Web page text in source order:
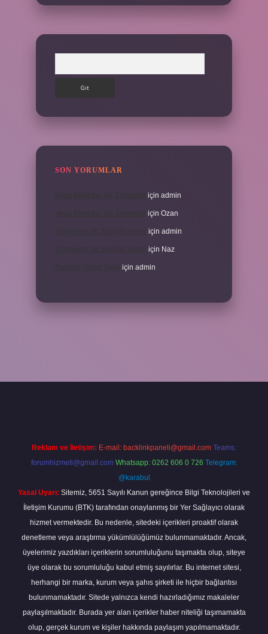
SON YORUMLAR
için admin
için Ozan
için admin
için Naz
için admin
Reklam ve İletişim: E-mail: backlinkpaneli@gmail.com Teams:
forumhizmeti@gmail.com Whatsapp: 0262 606 0 726 Telegram:
@karabul
Yasal Uyarı: Sitemiz, 5651 Sayılı Kanun gereğince Bilgi Teknolojileri ve
İletişim Kurumu (BTK) tarafından onaylanmış bir Yer Sağlayıcı olarak
hizmet vermektedir. Bu nedenle, sitedeki içerikleri proaktif olarak
denetleme veya araştırma yükümlülüğümüz bulunmamaktadır. Ancak,
üyelerimiz yazdıkları içeriklerin sorumluluğunu taşımakta olup, siteye
üye olarak bu sorumluluğu kabul etmiş sayılırlar. Bu internet sitesi,
herhangi bir marka, kurum veya şahıs şirketi ile hiçbir bağlantısı
bulunmamaktadır. Sitede yalnızca kendi hazırladığımız makaleler
paylaşılmaktadır. Burada yer alan içerikler haber niteliği taşımamakta
olup, gerçek kurum ve kişiler hakkında paylaşım yapılmamaktadır.